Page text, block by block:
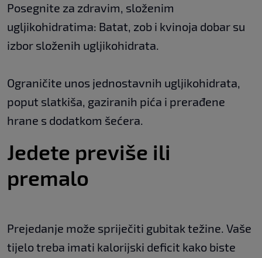
Posegnite za zdravim, složenim
ugljikohidratima: Batat, zob i kvinoja dobar su
izbor složenih ugljikohidrata.
Ograničite unos jednostavnih ugljikohidrata,
poput slatkiša, gaziranih pića i prerađene
hrane s dodatkom šećera.
Jedete previše ili
premalo
Prejedanje može spriječiti gubitak težine. Vaše
tijelo treba imati kalorijski deficit kako biste